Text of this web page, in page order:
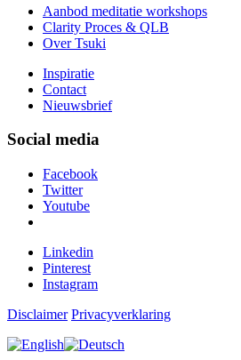
Aanbod meditatie workshops
Clarity Proces & QLB
Over Tsuki
Inspiratie
Contact
Nieuwsbrief
Social media
Facebook
Twitter
Youtube
Linkedin
Pinterest
Instagram
Disclaimer Privacyverklaring